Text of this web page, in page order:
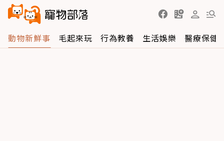
動物新鮮事 毛起來玩 行為教養 生活娛樂 醫療保健